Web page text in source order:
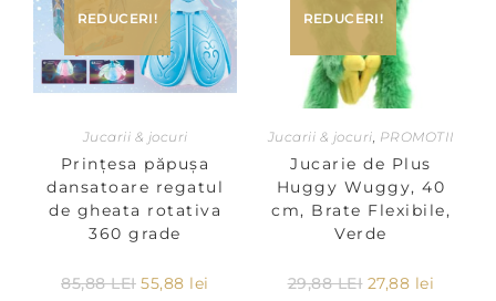
REDUCERI!
Jucarii & jocuri
Prințesa păpușa
dansatoare regatul
de gheata rotativa
360 grade
85,88LEI 55,88 lei
REDUCERI!
Jucarii & jocuri, PROMOTII
Jucarie de Plus
Huggy Wuggy, 40
cm, Brate Flexibile,
Verde
29,88LEI 27,88 lei